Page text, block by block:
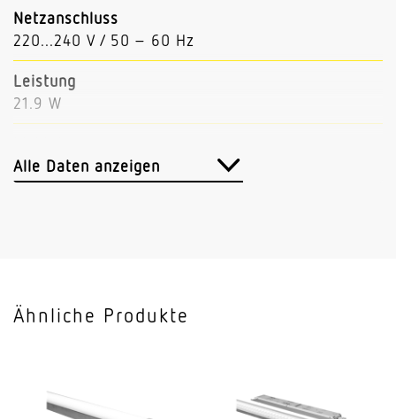
Netzanschluss
220...240 V / 50 – 60 Hz
Leistung
21.9 W
3694 lm
Dimmung DALI
Alle Daten anzeigen
Ähnliche Produkte